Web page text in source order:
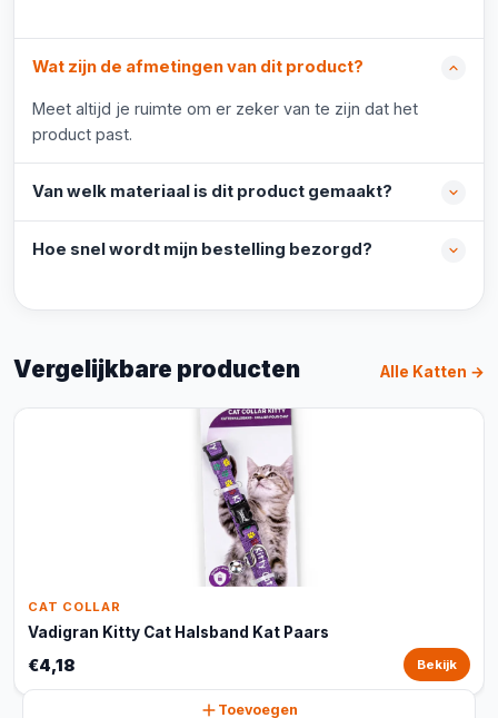
Wat zijn de afmetingen van dit product?
Meet altijd je ruimte om er zeker van te zijn dat het
product past.
Van welk materiaal is dit product gemaakt?
Hoe snel wordt mijn bestelling bezorgd?
Vergelijkbare producten Alle Katten →
CAT COLLAR
Vadigran Kitty Cat Halsband Kat Paars
€4,18 Bekijk
Toevoegen